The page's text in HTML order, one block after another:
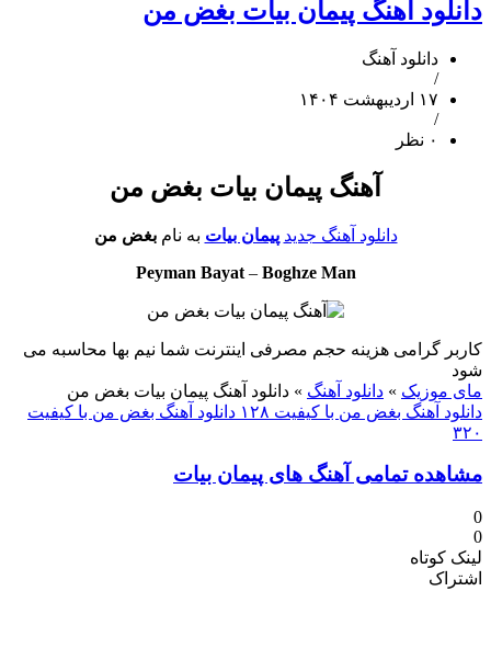
دانلود آهنگ پیمان بیات بغض من
دانلود آهنگ
/
۱۷ اردیبهشت ۱۴۰۴
/
۰ نظر
آهنگ پیمان بیات بغض من
دانلود آهنگ جدید پیمان بیات به نامبغض من
Peyman Bayat– Boghze Man
کاربر گرامی هزینه حجم مصرفی اینترنت شما نیم بها محاسبه می
شود
مای موزیک » دانلود آهنگ » دانلود آهنگ پیمان بیات بغض من
دانلود آهنگ بغض من با کیفیت ۱۲۸
دانلود آهنگ بغض من با کیفیت
۳۲۰
مشاهده تمامی آهنگ های پیمان بیات
0
0
لینک کوتاه
اشتراک